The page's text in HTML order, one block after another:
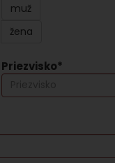
muž
žena
Priezvisko*